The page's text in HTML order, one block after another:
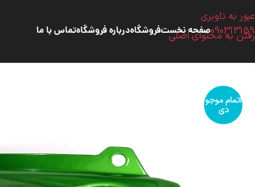
عبور به ناوبری
رفتن به محتوای اصلی
صفحه نخستفروشگاهدرباره فروشگاهتماس با ما
اتمام موجو
دی